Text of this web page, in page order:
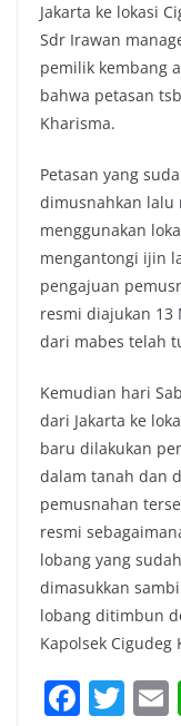
Jakarta ke lokasi
Sdr Irawan
pemilik kembang
bahwa petasan
Kharisma.
Petasan yang
dimusnahkan lalu
menggunakan
mengantongi ijin
pengajuan
resmi diajukan 13
dari mabes telah
Kemudian hari
dari Jakarta ke
baru dilakukan
dalam tanah dan
pemusnahan
resmi
lobang yang
dimasukkan
lobang ditimbun
Kapolsek Cigudeg
F T